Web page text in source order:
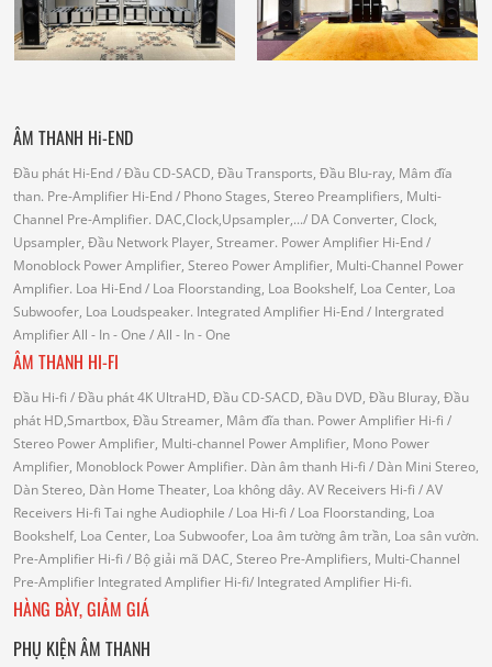
ÂM THANH Hi-END
Đầu phát Hi-End/ Đầu CD-SACD, Đầu Transports, Đầu Blu-ray, Mâm đĩa
than. Pre-Amplifier Hi-End/ Phono Stages, Stereo Preamplifiers, Multi-
Channel Pre-Amplifier. DAC,Clock,Upsampler,.../ DA Converter, Clock,
Upsampler, Đầu Network Player, Streamer. Power Amplifier Hi-End/
Monoblock Power Amplifier, Stereo Power Amplifier, Multi-Channel Power
Amplifier. Loa Hi-End/ Loa Floorstanding, Loa Bookshelf, Loa Center, Loa
Subwoofer, Loa Loudspeaker. Integrated Amplifier Hi-End/ Intergrated
AmplifierAll - In - One / All - In - One
ÂM THANH HI-FI
Đầu Hi-fi / Đầu phát 4K UltraHD, Đầu CD-SACD, Đầu DVD, Đầu Bluray, Đầu
phát HD,Smartbox, Đầu Streamer, Mâm đĩa than. Power Amplifier Hi-fi /
Stereo Power Amplifier, Multi-channel Power Amplifier, Mono Power
Amplifier, Monoblock Power Amplifier. Dàn âm thanh Hi-fi / Dàn Mini Stereo,
Dàn Stereo, Dàn Home Theater, Loa không dây. AV Receivers Hi-fi / AV
Receivers Hi-fi Tai nghe Audiophile / Loa Hi-fi / Loa Floorstanding, Loa
Bookshelf, Loa Center, Loa Subwoofer, Loa âm tường âm trần, Loa sân vườn.
Pre-Amplifier Hi-fi / Bộ giải mã DAC, Stereo Pre-Amplifiers, Multi-Channel
Pre-Amplifier Integrated Amplifier Hi-fi/ Integrated Amplifier Hi-fi.
HÀNG BÀY, GIẢM GIÁ
PHỤ KIỆN ÂM THANH